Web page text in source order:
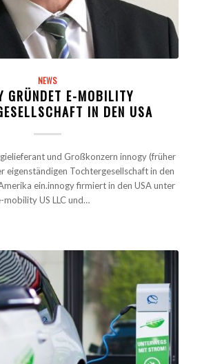
NEWS
GRÜNDET E-MOBILITY
IN DEN USA
und Großkonzern innogy (früher
eigenständigen Tochtergesellschaft in den
ein.innogy firmiert in den USA unter
mobility US LLC und…